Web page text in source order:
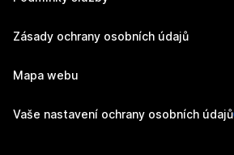
Zásady ochrany osobních údajů
Mapa webu
Vaše nastavení ochrany osobních údajů